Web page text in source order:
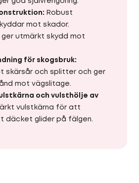
Robust
mot skador.
ger utmärkt skydd mot
för skogsbruk:
skärsår och splitter och ger
mot vägslitage.
och vulsthölje av
vulstkärna för att
däcket glider på fälgen.